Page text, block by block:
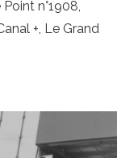
n°1908,
+, Le Grand